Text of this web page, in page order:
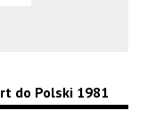
do Polski 1981